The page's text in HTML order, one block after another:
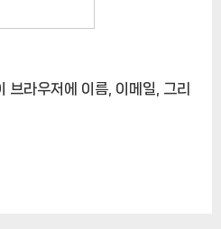
브라우저에 이름, 이메일, 그리